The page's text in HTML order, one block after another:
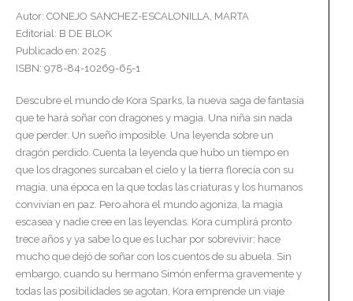
Autor: CONEJO SANCHEZ-ESCALONILLA, MARTA
Editorial: B DE BLOK
Publicado en: 2025
ISBN: 978-84-10269-65-1
Descubre el mundo de Kora Sparks, la nueva saga de fantasía
que te hará soñar con dragones y magia. Una niña sin nada
que perder. Un sueño imposible. Una leyenda sobre un
dragón perdido. Cuenta la leyenda que hubo un tiempo en
que los dragones surcaban el cielo y la tierra florecía con su
magia, una época en la que todas las criaturas y los humanos
convivían en paz. Pero ahora el mundo agoniza, la magia
escasea y nadie cree en las leyendas. Kora cumplirá pronto
trece años y ya sabe lo que es luchar por sobrevivir; hace
mucho que dejó de soñar con los cuentos de su abuela. Sin
embargo, cuando su hermano Simón enferma gravemente y
todas las posibilidades se agotan, Kora emprende un viaje